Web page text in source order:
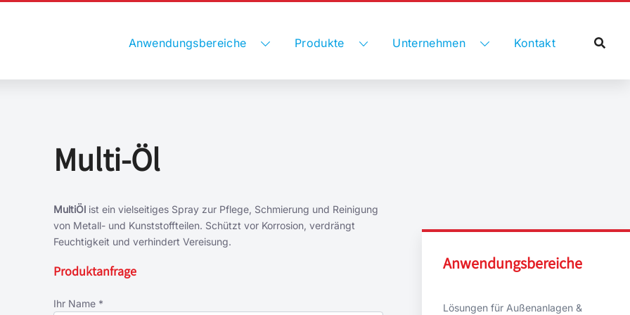
Anwendungsbereiche Produkte Unternehmen Kontakt
Multi-Öl
MultiÖlist ein vielseitiges Spray zur Pflege, Schmierung und Reinigung
von Metall- und Kunststoffteilen. Schützt vor Korrosion, verdrängt
Feuchtigkeit und verhindert Vereisung.
Produktanfrage
Ihr Name *
Anwendungsbereiche
Lösungen für Außenanlagen &